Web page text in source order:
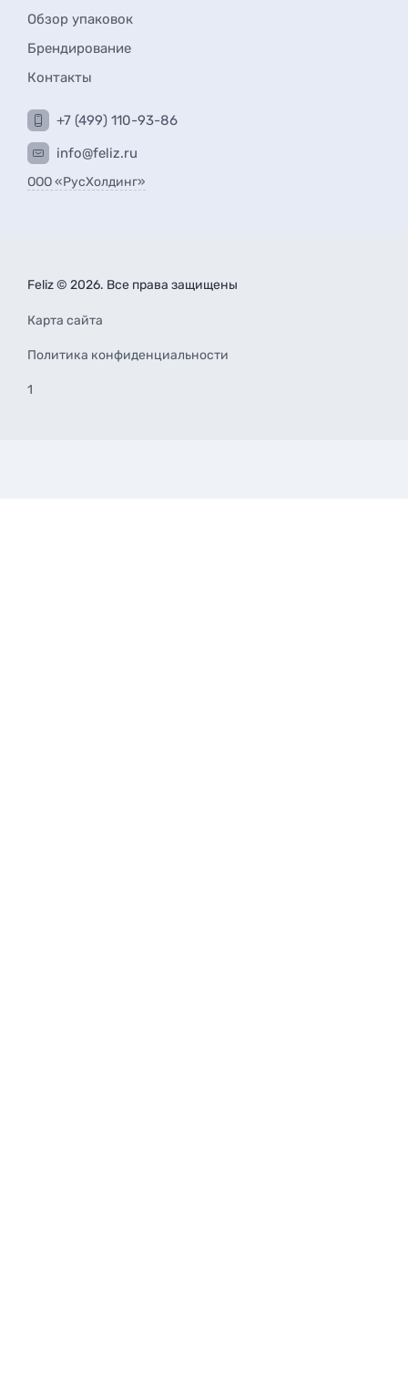
Обзор упаковок
Брендирование
Контакты
+7 (499) 110-93-86
info@feliz.ru
ООО «РусХолдинг»
Feliz © 2026. Все права защищены
Карта сайта
Политика конфиденциальности